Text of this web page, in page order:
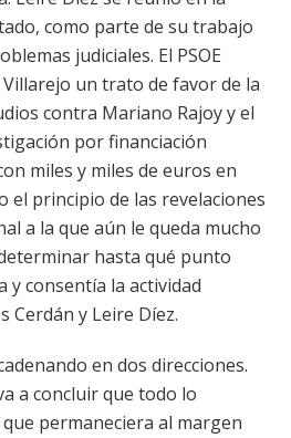
como parte de su trabajo
judiciales. El PSOE
un trato de favor de la
contra Mariano Rajoy y el
por financiación
miles y miles de euros en
el principio de las revelaciones
a la que aún le queda mucho
hasta qué punto
y consentía la actividad
Cerdán y Leire Díez.
en dos direcciones.
a concluir que todo lo
permaneciera al margen